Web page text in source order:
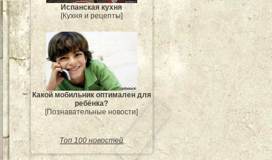
Испанская кухня
[Кухня и рецепты]
Какой мобильник оптимален для
ребёнка?
[Познавательные новости]
Топ 100 новостей